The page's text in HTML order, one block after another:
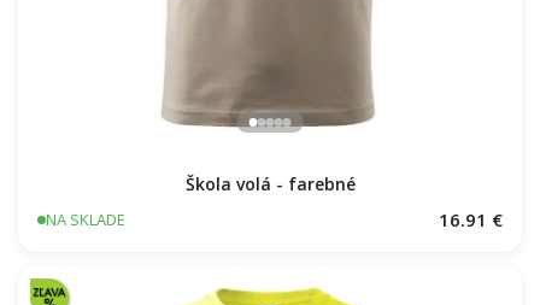
Škola volá - farebné
NA SKLADE 16.91 €